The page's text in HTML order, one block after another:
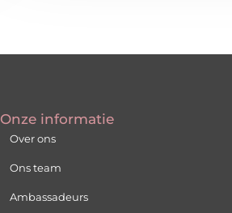
Onze informatie
Over ons
Ons team
Ambassadeurs